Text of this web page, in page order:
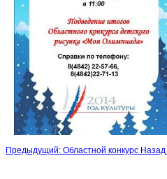
Предыдущий: Областной конкурс Назад